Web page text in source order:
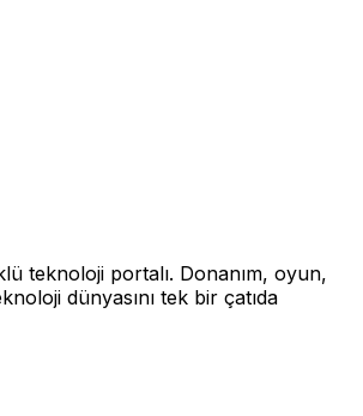
teknoloji portalı. Donanım, oyun,
dünyasını tek bir çatıda